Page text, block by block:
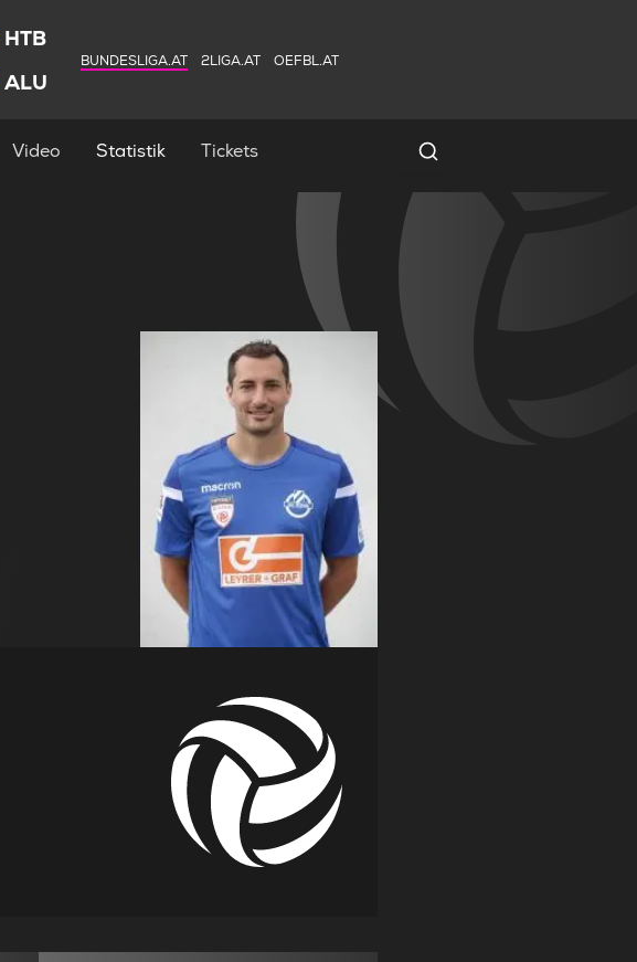
HTB
ALU
BUNDESLIGA.AT 2LIGA.AT OEFBL.AT
Video Statistik Tickets Spielersuche